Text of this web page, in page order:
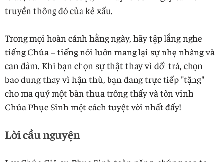
truyền thông đó của kẻ xấu.
Trong mọi hoàn cảnh hằng ngày, hãy tập lắng nghe
tiếng Chúa – tiếng nói luôn mang lại sự nhẹ nhàng và
can đảm. Khi bạn chọn sự thật thay vì dối trá, chọn
bao dung thay vì hận thù, bạn đang trực tiếp "tặng"
cho ma quỷ một bàn thua trông thấy và tôn vinh
Chúa Phục Sinh một cách tuyệt vời nhất đấy!
Lời cầu nguyện